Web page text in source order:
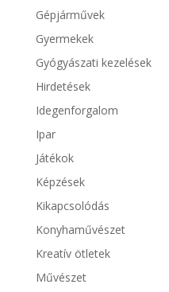
Gépjárművek
Gyermekek
Gyógyászati kezelések
Hirdetések
Idegenforgalom
Ipar
Játékok
Képzések
Kikapcsolódás
Konyhaművészet
Kreatív ötletek
Művészet